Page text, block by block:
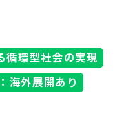
循環型社会の実現
海外展開あり